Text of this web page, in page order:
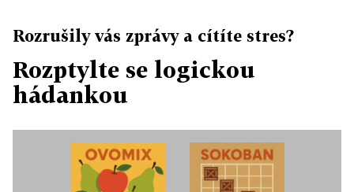
Rozrušily vás zprávy a cítíte stres?
Rozptylte se logickou
hádankou